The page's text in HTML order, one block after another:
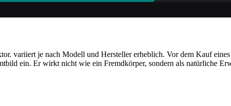
variiert je nach Modell und Hersteller erheblich. Vor dem Kauf
ein. Er wirkt nicht wie ein Fremdkörper, sondern als natürliche